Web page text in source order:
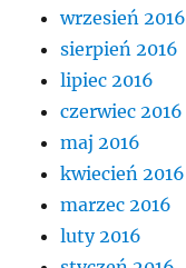
wrzesień 2016
sierpień 2016
lipiec 2016
czerwiec 2016
maj 2016
kwiecień 2016
marzec 2016
luty 2016